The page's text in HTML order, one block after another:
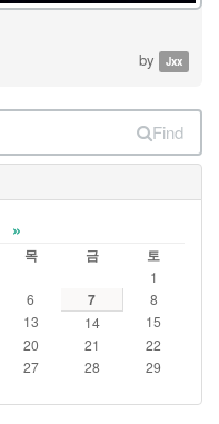
by Jxx
Find
»
목 금 토
1
6 7
8
13 14
15
20 21
22
27 28
29